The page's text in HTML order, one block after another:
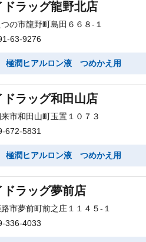
ドラッグ龍野北店
の市龍野町島田６６８-１
63-9276
極潤ヒアルロン液 つめかえ用
ドラッグ和田山店
市和田山町玉置１０７３
672-5831
極潤ヒアルロン液 つめかえ用
ドラッグ夢前店
市夢前町前之庄１１４５-１
336-4033